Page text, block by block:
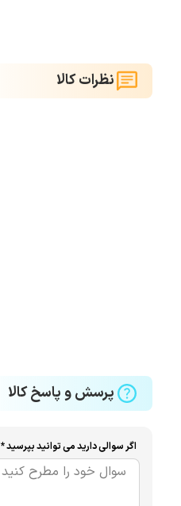
نظرات کالا
پرسش و پاسخ کالا
اگر سوالی دارید می توانید بپرسید *